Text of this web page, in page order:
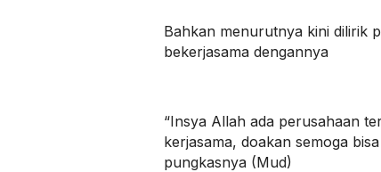
Bahkan menurutnya kini dilirik
bekerjasama dengannya
“Insya Allah ada perusahaan
kerjasama, doakan semoga
pungkasnya (Mud)